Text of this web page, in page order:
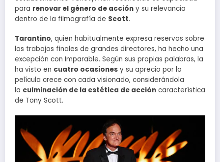
para renovar el género de acción y su relevancia
dentro de la filmografía de Scott.
Tarantino, quien habitualmente expresa reservas sobre
los trabajos finales de grandes directores, ha hecho una
excepción con Imparable. Según sus propias palabras, la
ha visto en cuatro ocasiones y su aprecio por la
película crece con cada visionado, considerándola
la culminación de la estética de acción característica
de Tony Scott.